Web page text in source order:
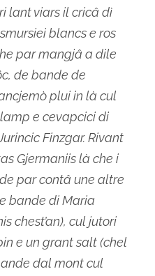
lant viars il cricâ dì
blancs e ros
par mangjâ a dile
de bande de
plui in là cul
e cevapcici di
Finzgar. Rivant
Gjermaniis là che i
par contâ une altre
bande di Maria
chest’an), cul jutori
e un grant salt (chel
dal mont cul